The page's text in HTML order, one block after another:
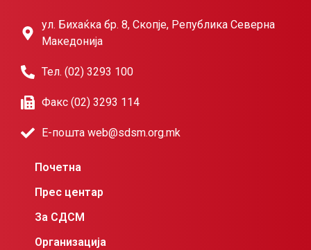
ул. Бихаќка бр. 8, Скопје, Република Северна
Македонија
Тел. (02) 3293 100
Факс (02) 3293 114
Е-пошта web@sdsm.org.mk
Почетна
Прес центар
За СДСМ
Организација